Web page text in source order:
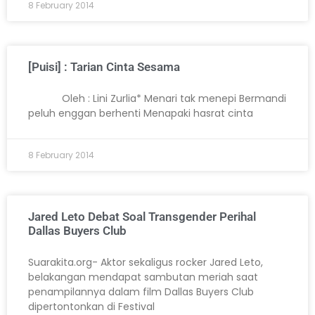
8 February 2014
[Puisi] : Tarian Cinta Sesama
Oleh : Lini Zurlia* Menari tak menepi Bermandi
peluh enggan berhenti Menapaki hasrat cinta
8 February 2014
Jared Leto Debat Soal Transgender Perihal
Dallas Buyers Club
Suarakita.org- Aktor sekaligus rocker Jared Leto,
belakangan mendapat sambutan meriah saat
penampilannya dalam film Dallas Buyers Club
dipertontonkan di Festival